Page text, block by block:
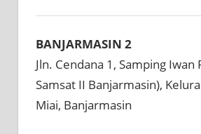
BANJARMASIN 2
Jln. Cendana 1, Samping Iwan
Samsat II Banjarmasin),
Miai, Banjarmasin